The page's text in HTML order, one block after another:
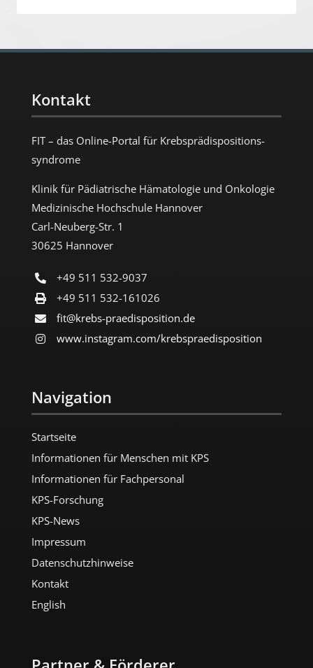
Kontakt
FIT – das Online-Portal für Krebs­prädispositions­
syndrome
Klinik für Pädiatrische Hämatologie und Onkologie
Medizinische Hochschule Hannover
Carl-Neuberg-Str. 1
30625 Hannover
+49 511 532-9037
+49 511 532-161026
fit@krebs-praedisposition.de
www.instagram.com/​krebspraedisposition
Navigation
Startseite
Informationen für Menschen mit KPS
Informationen für Fachpersonal
KPS-Forschung
KPS-News
Impressum
Datenschutzhinweise
Kontakt
English